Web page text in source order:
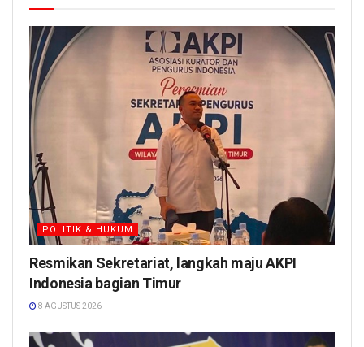
POLITIK & HUKUM
Resmikan Sekretariat, langkah maju AKPI
Indonesia bagian Timur
8 AGUSTUS 2026